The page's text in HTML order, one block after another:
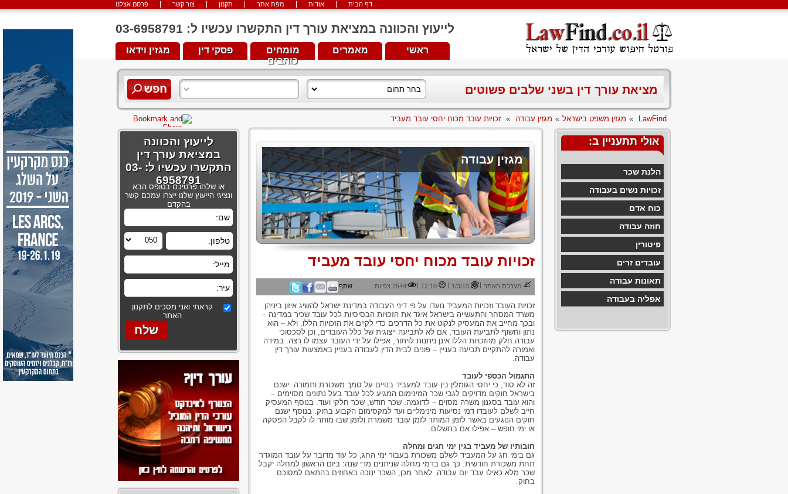
פרסם אצלנו צור קשר תקנון מפת אתר אודות דף הבית
לייעוץ והכוונה במציאת עורך דין התקשרו עכשיו ל: 03-6958791
מגזין וידאו פסקי דין
מומחים
כותבים
מאמרים ראשי
מציאת עורך דין בשני שלבים פשוטים
LawFind
» מגזין משפט בישראל » מגזין עבודה » זכויות עובד מכוח יחסי עובד מעביד
אולי תתעניין ב:
הלנת שכר
זכויות נשים בעבודה
כוח אדם
חוזה עבודה
פיטורין
עובדים זרים
תאונות עבודה
אפליה בעבודה
מגזין עבודה
זכויות עובד מכוח יחסי עובד מעביד
מערכת האתר |
1/3/13
|
12:10
| 2544 צפיות שתף
זכויות העובד וזכויות המעביד נועדו על פי דיני העבודה במדינת ישראל להשיג איזון ביניהן.
משרד המסחר והתעשייה בישראל איגד את הזכויות הבסיסיות לכל עובד שכיר במדינה –
ובכך מחייב את המעסיק לנקוט את כל הדרכים כדי לקיים את הזכויות הללו, ולא – הוא
נתון וחשוף לתביעת העובד, אם לא לתביעה ייצוגית של כלל העובדים, וכן לסכסוכי
עבודה.חלק מהזכויות הללו אינן ניתנות לויתור, אפילו על ידי העובד עצמו לו רצה. במידה
ואמורה להתקיים תביעה בעניין – פונים לבית הדין לעבודה בעניין באמצעות עורך דין
עבודה.
התגמול הכספי לעובד
זה לא סוד, כי יחסי הגומלין בין עובד למעביד בנויים על סמך משכורת ותמורה. ישנם
בישראל חוקים מדויקים לגבי שכר המינימום המגיע לכל עובד בעל נתונים מסוימים –
והוא עובד בסגנון משרה מסוים – לדוגמה: שכר חודש, שכר חלקי ועוד. בנוסף המעסיק
חייב לשלם לעובדו דמי נסיעות מינימליים ועד למקסימום הקבוע בחוק. בנוסף ישנם
חוקים הנוגעים באשר לזמן המותר לזמן עובד משמרת ולזמן שבו מותר לו לקבל הפסקה
או ימי חופש – אפילו אם בתשלום.
חובותיו של מעביד בגין ימי חגים ומחלה
גם בימי חג על המעביד לשלם משכורת בעבור ימי החג, כל עוד מדובר על עובד המוגדר
תחת משכורת חודשית. כך גם בדמי מחלה שניתנים מדי שנה: ביום הראשון למחלה יקבל
שכר מלא כאילו עבד יום עבודה. לאחר מכן, השכר ינוכה באחוזים בהתאם למסוכם
בחוק.
לייעוץ והכוונה
במציאת עורך דין
התקשרו עכשיו ל: 03-
6958791
או שלחו פרטיכם בטופס הבא
ונציגי הייעוץ שלנו ייצרו עמכם קשר
בהקדם
קראתי ואני מסכים לתקנון
האתר